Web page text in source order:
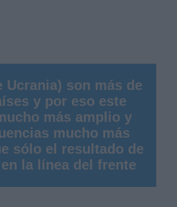
Ucrania) son más de
y por eso este
más amplio y
mucho más
sólo el resultado de
la línea del frente